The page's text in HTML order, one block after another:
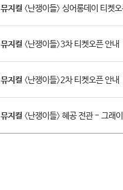
뮤지컬 〈난쟁이들〉 싱어롱데이 티켓
뮤지컬 〈난쟁이들〉3차 티켓오픈 안내
뮤지컬 〈난쟁이들〉2차 티켓오픈 안내
뮤지컬 〈난쟁이들〉 혜공 전관 - 그래